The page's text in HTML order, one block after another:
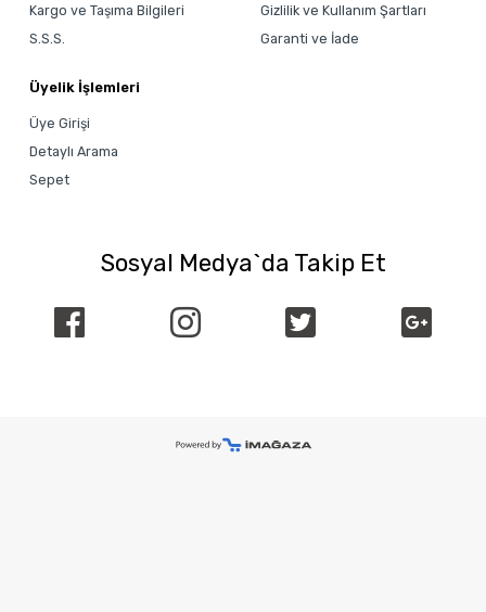
Kargo ve Taşıma Bilgileri
S.S.S.
Gizlilik ve Kullanım Şartları
Garanti ve İade
Üyelik İşlemleri
Üye Girişi
Detaylı Arama
Sepet
Sosyal Medya`da Takip Et